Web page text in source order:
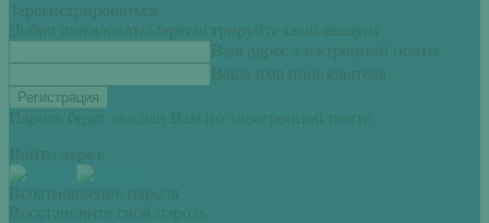
Зарегистрироваться
Добро пожаловать! Зарегистрируйте свой аккаунт
Ваш адрес электронной почты
Ваше имя пользователя
Пароль будет выслан Вам по электронной почте.
Войти через:
Всоатновление пароля
Восстановите свой пароль